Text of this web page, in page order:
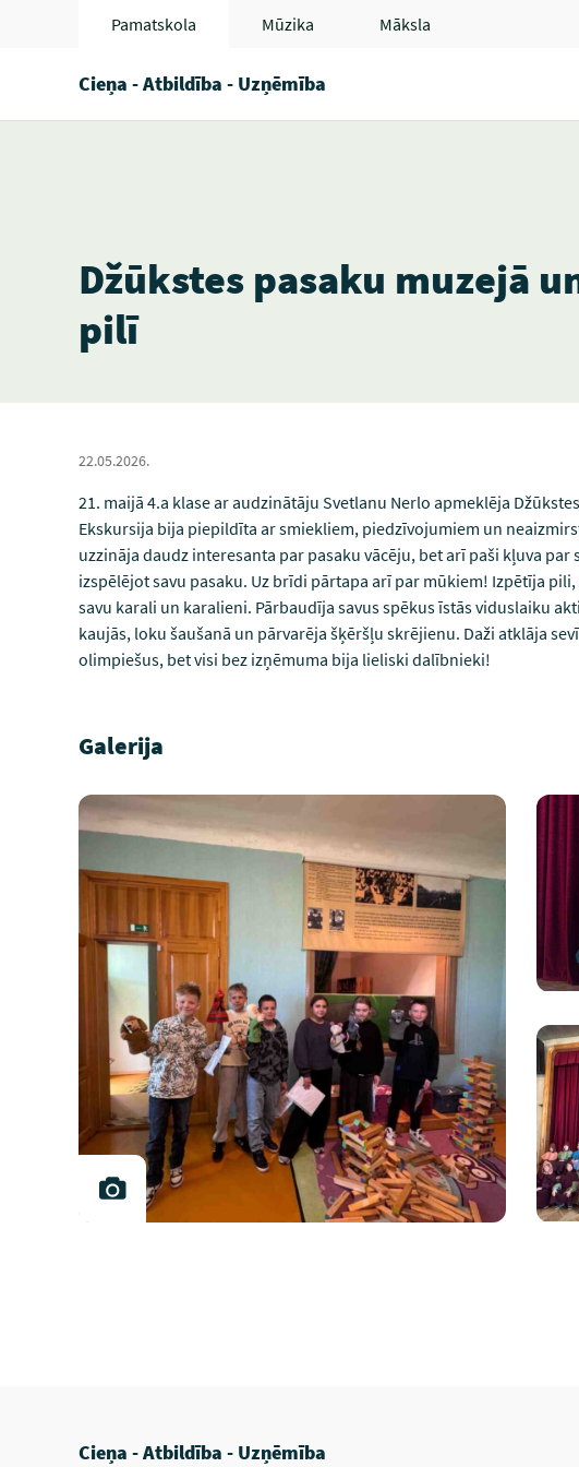
Pamatskola Mūzika Māksla
Cieņa - Atbildība - Uzņēmība
Džūkstes pasaku muzejā
pilī
22.05.2026.
21. maijā 4.a klase ar audzinātāju Svetlanu Nerlo apmeklēja
Ekskursija bija piepildīta ar smiekliem, piedzīvojumiem un
uzzināja daudz interesanta par pasaku vācēju, bet arī paši kļuva par
izspēlējot savu pasaku. Uz brīdi pārtapa arī par mūkiem! Izpētīja
savu karali un karalieni. Pārbaudīja savus spēkus īstās viduslaiku
kaujās, loku šaušanā un pārvarēja šķēršļu skrējienu. Daži atklāja
olimpiešus, bet visi bez izņēmuma bija lieliski dalībnieki!
Galerija
Cieņa - Atbildība - Uzņēmība